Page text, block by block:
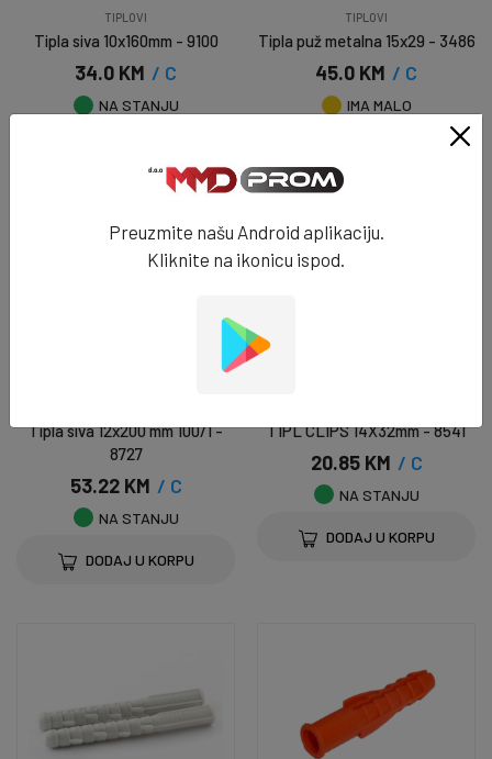
TIPLOVI
Tipla siva 10x160mm - 9100
34.0 KM / C
NA STANJU
TIPLOVI
Tipla puž metalna 15x29 - 3486
45.0 KM / C
IMA MALO
Tipla siva 12x200 mm 100/1 -
8727
53.22 KM / C
NA STANJU
DODAJ U KORPU
TIPL CLIPS 14X32mm - 8541
20.85 KM / C
NA STANJU
DODAJ U KORPU
Preuzmite našu Android aplikaciju.
Kliknite na ikonicu ispod.